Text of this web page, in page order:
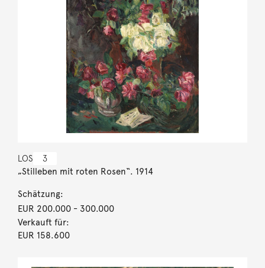
LOS 3
„Stilleben mit roten Rosen“. 1914
Schätzung:
EUR 200.000- 300.000
Verkauft für:
EUR 158.600